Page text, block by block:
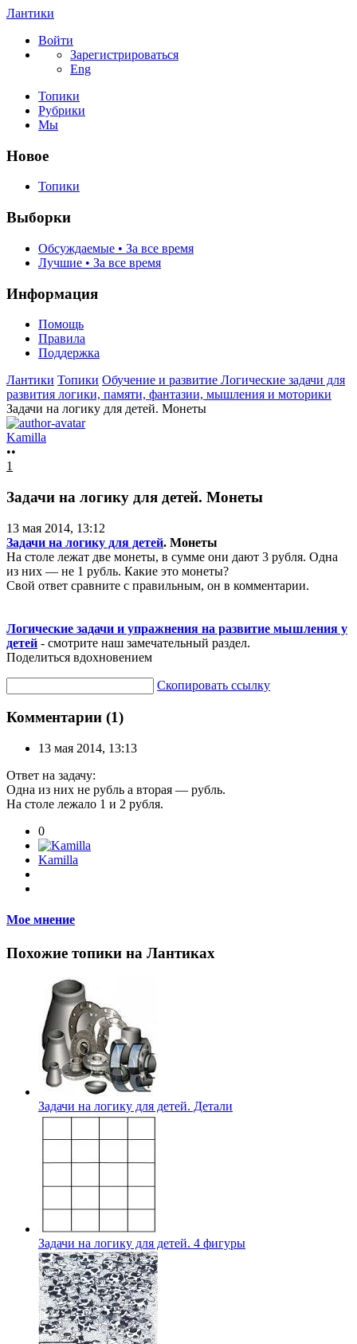
Лантики
Войти
Зарегистрироваться
Eng
Топики
Рубрики
Мы
Новое
Топики
Выборки
Обсуждаемые • За все время
Лучшие • За все время
Информация
Помощь
Правила
Поддержка
Лантики Топики Обучение и развитие Логические задачи для
развития логики, памяти, фантазии, мышления и моторики
Задачи на логику для детей. Монеты
Kamilla
••
1
Задачи на логику для детей. Монеты
13 мая 2014, 13:12
Задачи на логику для детей. Монеты
На столе лежат две монеты, в сумме они дают 3 рубля. Одна
из них — не 1 рубль. Какие это монеты?
Свой ответ сравните с правильным, он в комментарии.
Логические задачи и упражнения на развитие мышления у
детей - смотрите наш замечательный раздел.
Поделиться вдохновением
Скопировать ссылку
Комментарии (1)
13 мая 2014, 13:13
Ответ на задачу:
Одна из них не рубль а вторая — рубль.
На столе лежало 1 и 2 рубля.
0
Kamilla
Мое мнение
Похожие топики на Лантиках
Задачи на логику для детей. Детали
Задачи на логику для детей. 4 фигуры